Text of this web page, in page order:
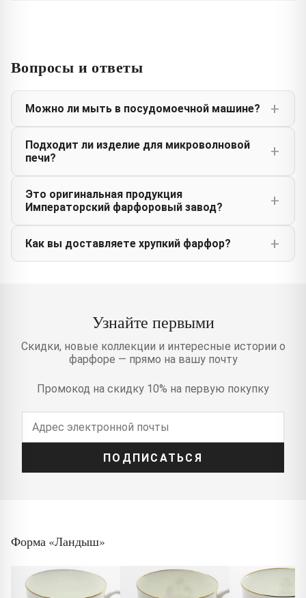
Вопросы и ответы
Можно ли мыть в посудомоечной машине?
Подходит ли изделие для микроволновой
печи?
Это оригинальная продукция
Императорский фарфоровый завод?
Как вы доставляете хрупкий фарфор?
Узнайте первыми
Скидки, новые коллекции и интересные истории о
фарфоре — прямо на вашу почту
Промокод на скидку 10% на первую покупку
ПОДПИСАТЬСЯ
Форма «Ландыш»